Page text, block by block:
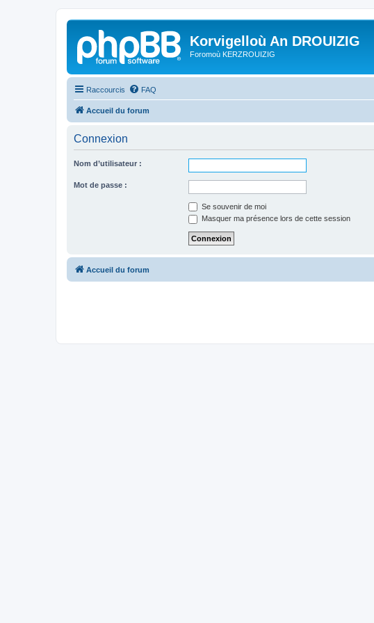
Korvigelloù An DROUIZIG
Foromoù KERZROUIZIG
Raccourcis FAQ
Accueil du forum
Connexion
Nom d’utilisateur :
Mot de passe :
Se souvenir de moi
Masquer ma présence lors de cette session
Accueil du forum